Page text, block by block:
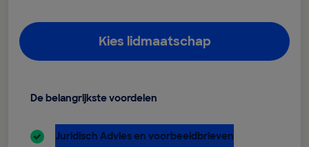
Kies lidmaatschap
De belangrijkste voordelen
inbegrepen:
Juridisch Advies en voorbeeldbrieven